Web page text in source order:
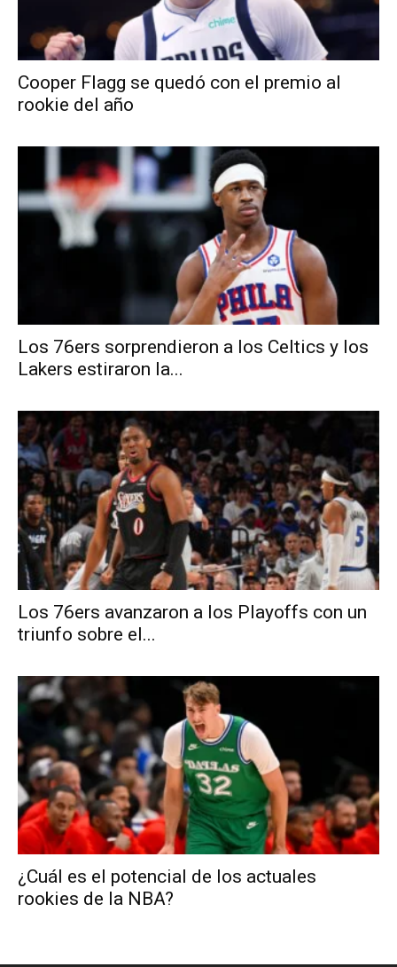
Cooper Flagg se quedó con el premio al
rookie del año
Los 76ers sorprendieron a los Celtics y los
Lakers estiraron la...
Los 76ers avanzaron a los Playoffs con un
triunfo sobre el...
¿Cuál es el potencial de los actuales
rookies de la NBA?